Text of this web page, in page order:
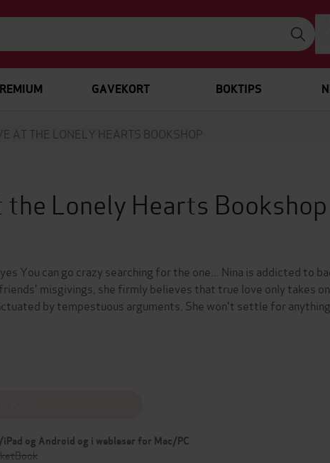
GAVEKORT BOKTIPS
AT THE LONELY HEARTS BOOKSHOP
the Lonely Hearts Bookshop
You can go crazy searching for the one... Nina is addicted to
misgivings, she firmly believes that true love only takes
by tempestuous arguments. She won't settle for anything
og Android og i webleser for Mac/PC